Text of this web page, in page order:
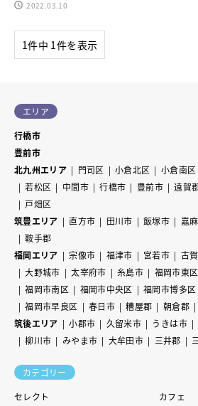
2022.03.10
1件中 1件を表示
エリア
行橋市
豊前市
北九州エリア
門司区 小倉北区 小倉南区
若松区
中間市 行橋市 豊前市 遠賀
戸畑区
筑豊エリア
直方市 田川市 飯塚市 嘉
鞍手郡
福岡エリア
宗像市 福津市 宮若市 古
大野城市
太宰府市 糸島市 福岡市東区
福岡市南区
福岡市中央区 福岡市博多区
福岡市早良区
春日市 糟屋郡 朝倉郡
筑後エリア
小郡市 久留米市 うきは市
柳川市
みやま市 大牟田市 三井郡
カテゴリー
セレクト
カフェ